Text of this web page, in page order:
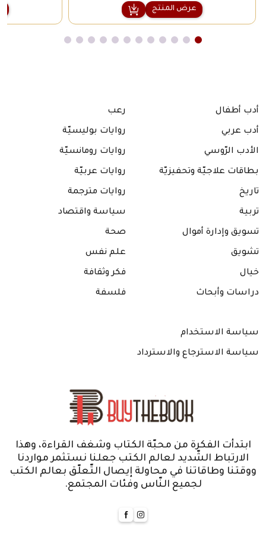
عرض المنتج
أدب أطفال
أدب عربي
الأدب الرّوسي
بطاقات علاجيّة وتحفيزيّة
تاريخ
تربية
تسويق وإدارة أموال
تشويق
خيال
دراسات وأبحاث
رعب
روايات بوليسيّة
روايات رومانسيّة
روايات عربيّة
روايات مترجمة
سياسة واقتصاد
صحة
علم نفس
فكر وثقافة
فلسفة
سياسة الاستخدام
سياسة الاسترجاع والاسترداد
ابتدأت الفكرة من محبّة الكتاب وشغف القراءة، وهذا
الارتباط الشّديد لعالم الكتب جعلنا نستثمر مواردنا
ووقتنا وطاقاتنا في محاولة إيصال التّعلّق بعالم الكتب
لجميع النّاس وفئات المجتمع.